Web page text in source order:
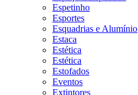
Espetinho
Esportes
Esquadrias e Alumínio
Estaca
Estética
Estética
Estofados
Eventos
Extintores